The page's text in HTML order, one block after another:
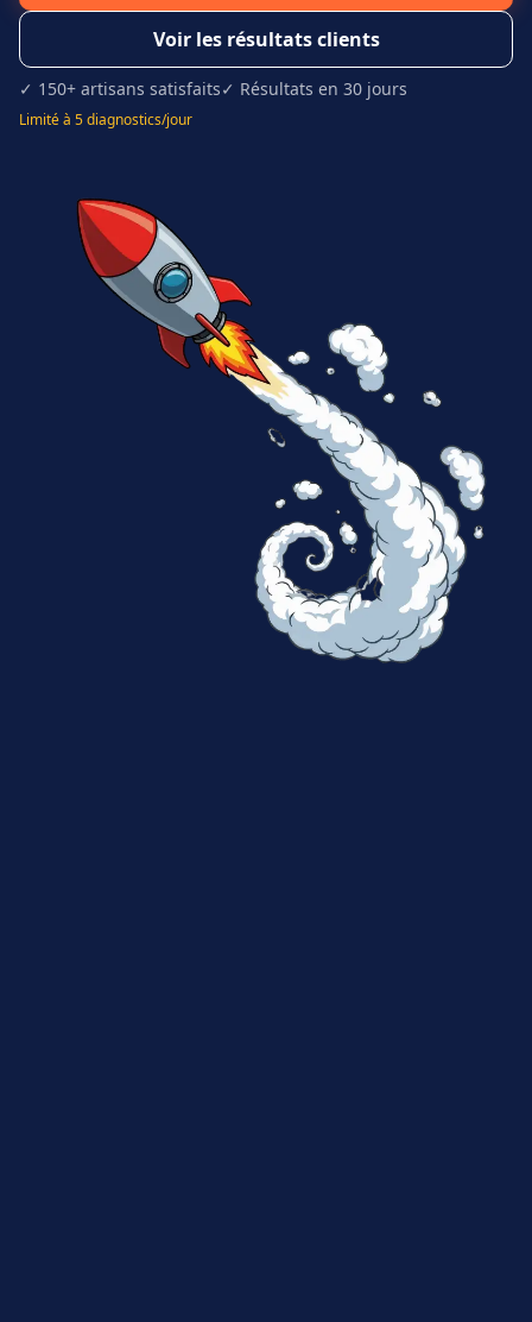
Voir les résultats clients
✓ 150+ artisans satisfaits✓ Résultats en 30 jours
Limité à 5 diagnostics/jour